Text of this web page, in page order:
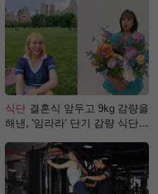
식단 결혼식 앞두고 9kg 감량을
해낸, '임라라' 단기 감량 식단